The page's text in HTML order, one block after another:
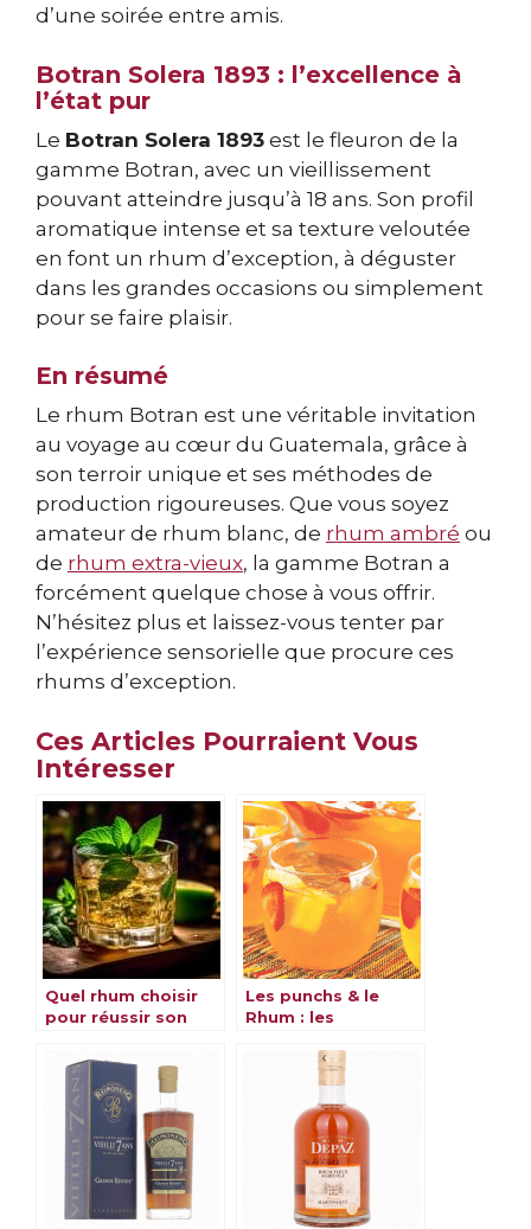
d’une soirée entre amis.
Botran Solera 1893 : l’excellence à
l’état pur
Le Botran Solera 1893 est le fleuron de la
gamme Botran, avec un vieillissement
pouvant atteindre jusqu’à 18 ans. Son profil
aromatique intense et sa texture veloutée
en font un rhum d’exception, à déguster
dans les grandes occasions ou simplement
pour se faire plaisir.
En résumé
Le rhum Botran est une véritable invitation
au voyage au cœur du Guatemala, grâce à
son terroir unique et ses méthodes de
production rigoureuses. Que vous soyez
amateur de rhum blanc, de rhum ambré ou
de rhum extra-vieux, la gamme Botran a
forcément quelque chose à vous offrir.
N’hésitez plus et laissez-vous tenter par
l’expérience sensorielle que procure ces
rhums d’exception.
Ces Articles Pourraient Vous
Intéresser
Quel rhum choisir
pour réussir son
Les punchs & le
Rhum : les